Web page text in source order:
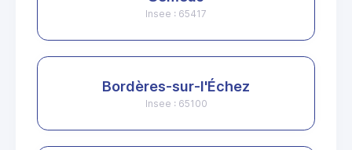
Insee : 65417
Bordères-sur-l'Échez
Insee : 65100